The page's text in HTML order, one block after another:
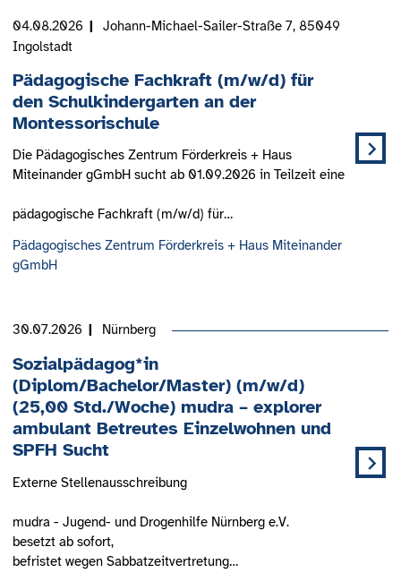
Pädagogische Fachkraft (m/w/d) für
den Schulkindergarten an der
Montessorischule
Die Pädagogisches Zentrum Förderkreis + Haus
Miteinander gGmbH sucht ab 01.09.2026 in Teilzeit eine
pädagogische Fachkraft (m/w/d) für…
Pädagogisches Zentrum Förderkreis + Haus Miteinander
gGmbH
04.08.2026
Johann-Michael-Sailer-Straße 7, 85049
Ingolstadt
Sozialpädagog*in
(Diplom/Bachelor/Master) (m/w/d)
(25,00 Std./Woche) mudra – explorer
ambulant Betreutes Einzelwohnen und
SPFH Sucht
Externe Stellenausschreibung
mudra - Jugend- und Drogenhilfe Nürnberg e.V.
besetzt ab sofort,
befristet wegen Sabbatzeitvertretung…
30.07.2026 Nürnberg